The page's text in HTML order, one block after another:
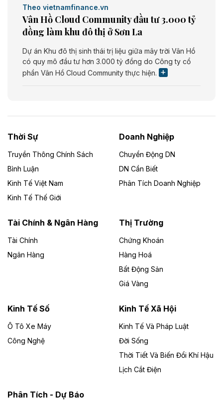
Theo vietnamfinance.vn
Vân Hồ Cloud Community đầu tư 3.000 tỷ
đồng làm khu đô thị ở Sơn La
Dự án Khu đô thị sinh thái trị liệu giữa mây trời Vân Hồ
có quy mô đầu tư hơn 3.000 tỷ đồng do Công ty cổ
phần Vân Hồ Cloud Community thực hiện.
Dự án Nhà máy xử lý rác và phát điện Bắc Giang do
Công ty TNHH Năng lượng môi trường Bắc Giang làm
Theo vietnamfinance.vn
Đức Long Gia Lai mở rộng ‘hệ sinh thái’
Lai
Bốn doanh nghiệp có sự góp vốn của Công ty Cổ
phần Tập đoàn Đức Long Gia Lai (HoSE: DLG) được
Gia Lai với tổng vốn hơn 4.750 tỷ đồng.
Đồng Nai cho thuê gần 59 ha đất làm khu
công nghiệp ở Long Thành
UBND TP Đồng Nai cho Công ty Amata thuê gần 59 ha
đất để đầu tư khu công nghiệp công nghệ cao Long
Thời Sự
Truyền Thông Chính Sách
Bình Luận
Kinh Tế Việt Nam
Kinh Tế Thế Giới
Doanh Nghiệp
Chuyển Động DN
DN Cần Biết
Phân Tích Doanh Nghiệp
Tài Chính & Ngân Hàng
Tài Chính
Ngân Hàng
Thị Trường
Chứng Khoán
Hàng Hoá
Bất Động Sản
Giá Vàng
Kinh Tế Số
Ô Tô Xe Máy
Công Nghệ
Kinh Tế Xã Hội
Kinh Tế Và Pháp Luật
Đời Sống
Thời Tiết Và Biến Đổi Khí Hậu
Lịch Cắt Điện
Phân Tích - Dự Báo